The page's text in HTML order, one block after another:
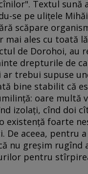
Textul
se pe uliţele
scăpare
mai ales cu toată
de Dorohoi, au
drepturile de
ar trebui supuse
bine stabilit că
oare multă
izolaţi, cînd doi
existenţă foarte
De aceea, pentru
nu greşim
pentru